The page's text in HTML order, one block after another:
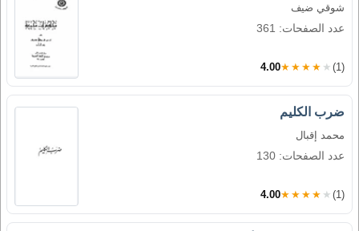
شوقي ضيف
عدد الصفحات: 361
4.00★★★★★ (1)
ضرب الكليم
محمد إقبال
عدد الصفحات: 130
4.00★★★★★ (1)